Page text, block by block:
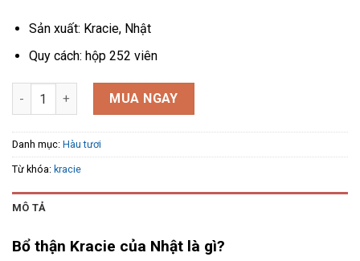
Sản xuất: Kracie, Nhật
Quy cách: hộp 252 viên
Bổ thận Kracie EKT-7 Nhật 252 viên số lượng
MUA NGAY
Danh mục: Hàu tươi
Từ khóa: kracie
MÔ TẢ
Bổ thận Kracie của Nhật là gì?